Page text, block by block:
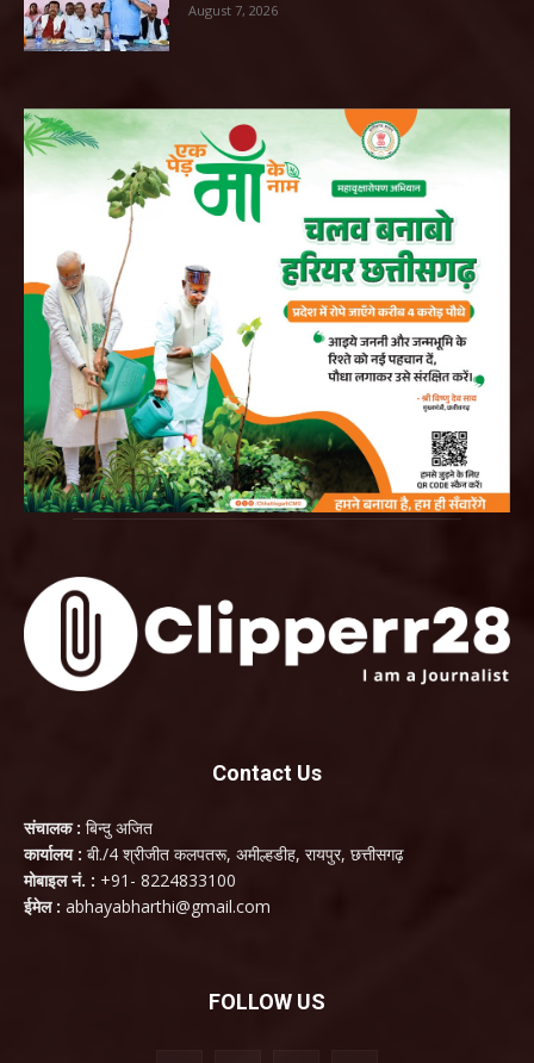
August 7, 2026
Contact Us
संचालक : बिन्दु अजित
कार्यालय : बी./4 श्रीजीत कलपतरू, अमील्हडीह, रायपुर, छत्तीसगढ़
मोबाइल नं. : +91- 8224833100
ईमेल : abhayabharthi@gmail.com
FOLLOW US